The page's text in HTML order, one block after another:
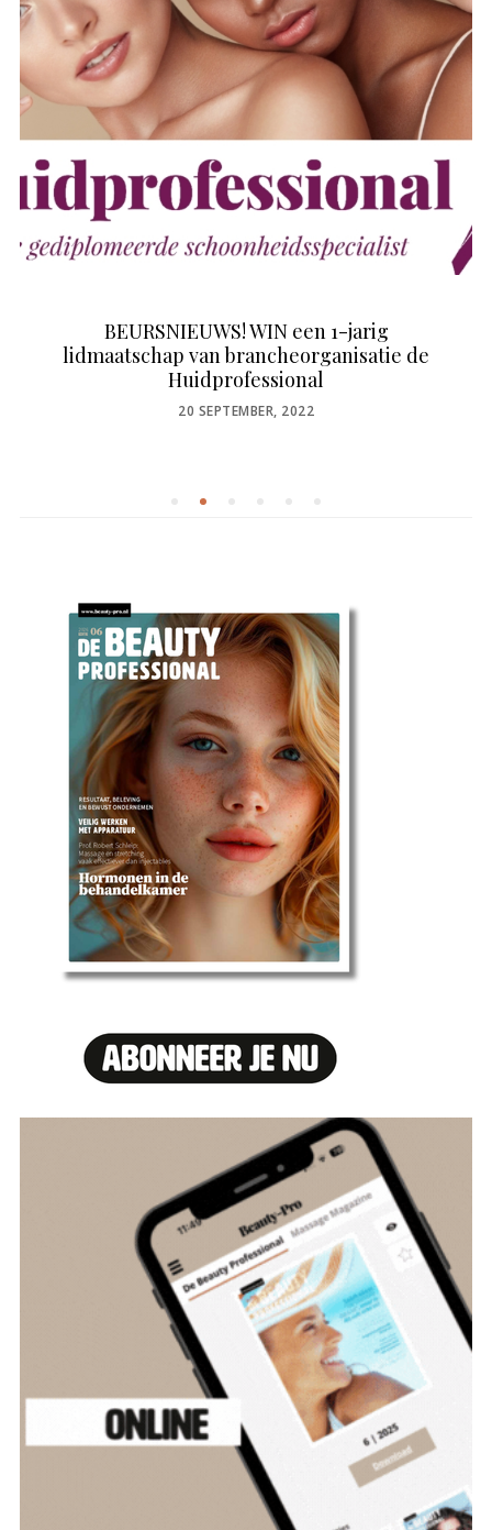
BEURSNIEUWS! WIN een 1-jarig
lidmaatschap van brancheorganisatie de
Huidprofessional
POSTED
20 SEPTEMBER, 2022